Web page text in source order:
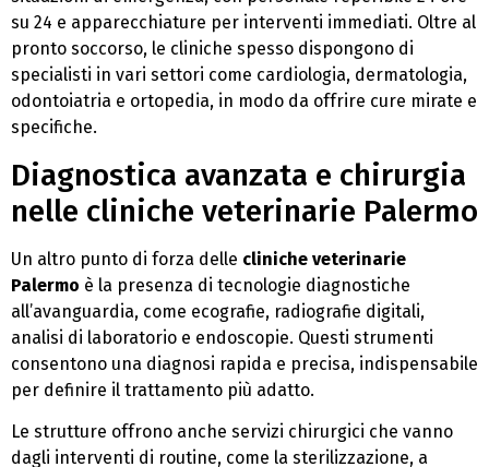
su 24 e apparecchiature per interventi immediati. Oltre al
pronto soccorso, le cliniche spesso dispongono di
specialisti in vari settori come cardiologia, dermatologia,
odontoiatria e ortopedia, in modo da offrire cure mirate e
specifiche.
Diagnostica avanzata e chirurgia
nelle cliniche veterinarie Palermo
Un altro punto di forza delle cliniche veterinarie
Palermo è la presenza di tecnologie diagnostiche
all’avanguardia, come ecografie, radiografie digitali,
analisi di laboratorio e endoscopie. Questi strumenti
consentono una diagnosi rapida e precisa, indispensabile
per definire il trattamento più adatto.
Le strutture offrono anche servizi chirurgici che vanno
dagli interventi di routine, come la sterilizzazione, a